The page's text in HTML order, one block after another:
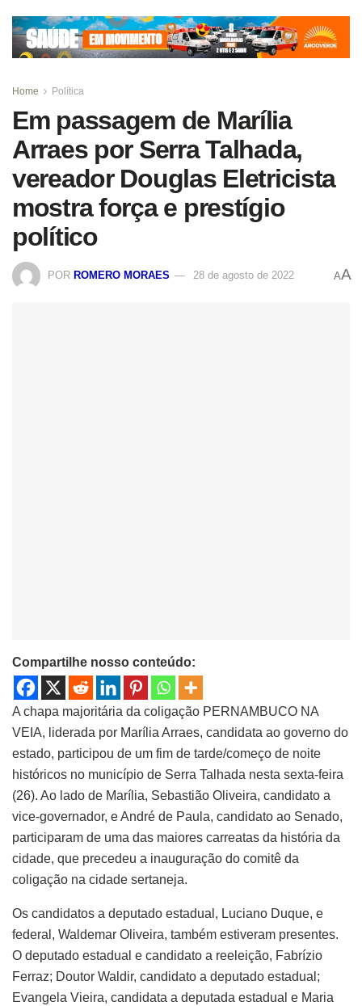
Home Política
Em passagem de Marília
Arraes por Serra Talhada,
vereador Douglas Eletricista
mostra força e prestígio
político
POR ROMERO MORAES 28 de agosto de 2022 AA
Compartilhe nosso conteúdo:
A chapa majoritária da coligação PERNAMBUCO NA
VEIA, liderada por Marília Arraes, candidata ao governo do
estado, participou de um fim de tarde/começo de noite
históricos no município de Serra Talhada nesta sexta-feira
(26). Ao lado de Marília, Sebastião Oliveira, candidato a
vice-governador, e André de Paula, candidato ao Senado,
participaram de uma das maiores carreatas da história da
cidade, que precedeu a inauguração do comitê da
coligação na cidade sertaneja.
Os candidatos a deputado estadual, Luciano Duque, e
federal, Waldemar Oliveira, também estiveram presentes.
O deputado estadual e candidato a reeleição, Fabrízio
Ferraz; Doutor Waldir, candidato a deputado estadual;
Evangela Vieira, candidata a deputada estadual e Maria